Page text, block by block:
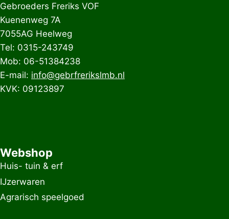
Gebroeders Freriks VOF
Kuenenweg 7A
7055AG Heelweg
Tel: 0315-243749
Mob: 06-51384238
E-mail: info@gebrfrerikslmb.nl
KVK: 09123897
Webshop
Huis- tuin & erf
IJzerwaren
Agrarisch speelgoed